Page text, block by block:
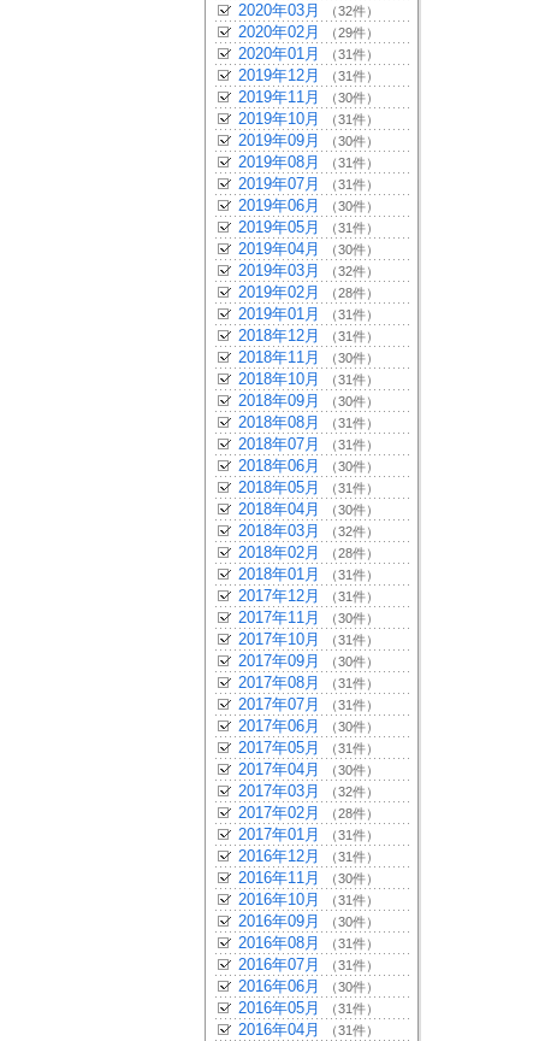
2020年03月 （32件）
2020年02月 （29件）
2020年01月 （31件）
2019年12月 （31件）
2019年11月 （30件）
2019年10月 （31件）
2019年09月 （30件）
2019年08月 （31件）
2019年07月 （31件）
2019年06月 （30件）
2019年05月 （31件）
2019年04月 （30件）
2019年03月 （32件）
2019年02月 （28件）
2019年01月 （31件）
2018年12月 （31件）
2018年11月 （30件）
2018年10月 （31件）
2018年09月 （30件）
2018年08月 （31件）
2018年07月 （31件）
2018年06月 （30件）
2018年05月 （31件）
2018年04月 （30件）
2018年03月 （32件）
2018年02月 （28件）
2018年01月 （31件）
2017年12月 （31件）
2017年11月 （30件）
2017年10月 （31件）
2017年09月 （30件）
2017年08月 （31件）
2017年07月 （31件）
2017年06月 （30件）
2017年05月 （31件）
2017年04月 （30件）
2017年03月 （32件）
2017年02月 （28件）
2017年01月 （31件）
2016年12月 （31件）
2016年11月 （30件）
2016年10月 （31件）
2016年09月 （30件）
2016年08月 （31件）
2016年07月 （31件）
2016年06月 （30件）
2016年05月 （31件）
2016年04月 （31件）